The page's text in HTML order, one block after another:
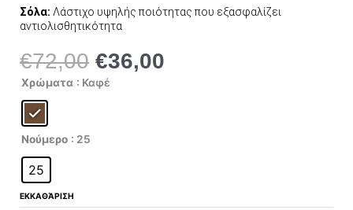
Σόλα: Λάστιχο υψηλής ποιότητας που εξασφαλίζει
αντιολισθητικότητα
€72,00 Original
price
€36,00
Χρώματα : Καφέ
Νούμερο : 25
25
ΕΚΚΑΘΆΡΙΣΗ
80288
ποσότητα